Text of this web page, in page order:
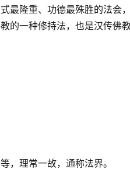
最隆重、功德最殊胜的法会
的一种修持法，也是汉传佛
，理常一故，通称法界。